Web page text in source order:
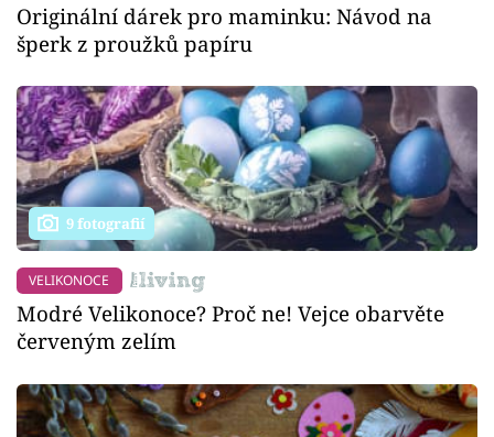
Originální dárek pro maminku: Návod na
šperk z proužků papíru
9 fotografií
VELIKONOCE
Modré Velikonoce? Proč ne! Vejce obarvěte
červeným zelím